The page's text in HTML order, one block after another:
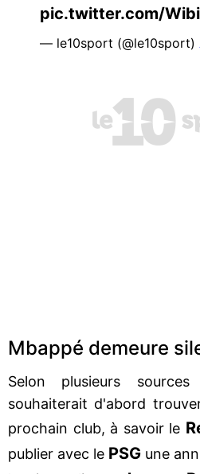
pic.twitter.com/
— le10sport (@le10sport)
Mbappé demeure
Selon plusieurs sources
souhaiterait d'abord
prochain club, à savoir le
publier avec le PSG une